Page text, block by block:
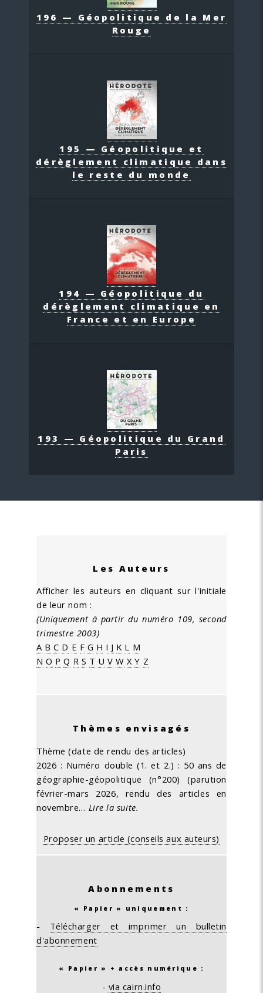
196 — Géopolitique de la Mer
Rouge
195 — Géopolitique et
dérèglement climatique dans
le reste du monde
194 — Géopolitique du
dérèglement climatique en
France et en Europe
193 — Géopolitique du Grand
Paris
Les Auteurs
Afficher les auteurs en cliquant sur l'initiale
de leur nom :
(Uniquement à partir du numéro 109, second
trimestre 2003)
A B C D E F G H I J K L M
N O P Q R S T U V W X Y Z
Thèmes envisagés
Thème (date de rendu des articles)
2026 : Numéro double (1. et 2.) : 50 ans de
géographie-géopolitique (n°200) (parution
février-mars 2026, rendu des articles en
novembre… Lire la suite.
Proposer un article (conseils aux auteurs)
Abonnements
« Papier » uniquement :
- Télécharger et imprimer un bulletin
d'abonnement
« Papier » + accès numérique :
- via cairn.info